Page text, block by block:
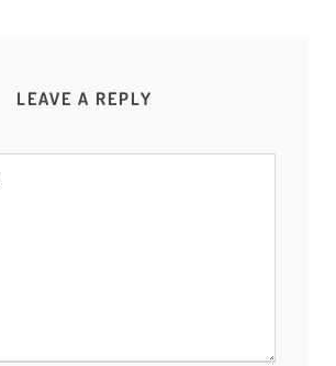
LEAVE A REPLY